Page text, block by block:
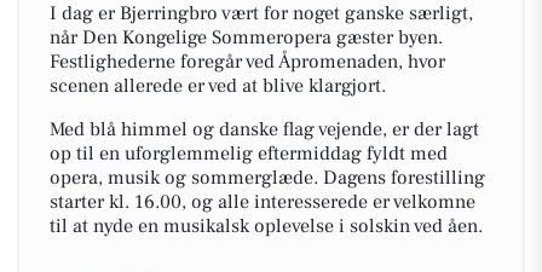
I dag er Bjerringbro vært for noget ganske særligt,
når Den Kongelige Sommeropera gæster byen.
Festlighederne foregår ved Åpromenaden, hvor
scenen allerede er ved at blive klargjort.
Med blå himmel og danske flag vejende, er der lagt
op til en uforglemmelig eftermiddag fyldt med
opera, musik og sommerglæde. Dagens forestilling
starter kl. 16.00, og alle interesserede er velkomne
til at nyde en musikalsk oplevelse i solskin ved åen.